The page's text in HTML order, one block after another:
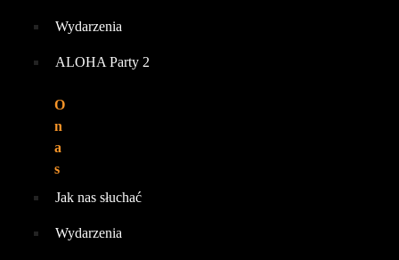
Wydarzenia
ALOHA Party 2
O
n
a
s
Jak nas słuchać
Wydarzenia